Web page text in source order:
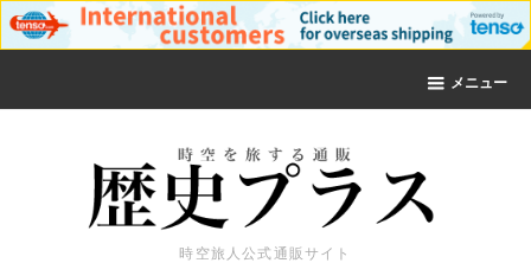
メニュー
時空旅人公式通販サイト